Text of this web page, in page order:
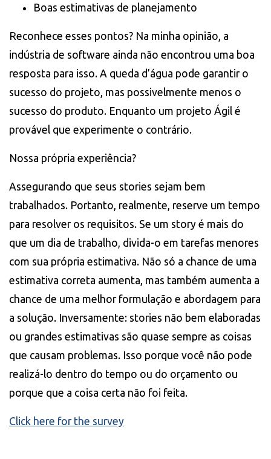
Boas estimativas de planejamento
Reconhece esses pontos? Na minha opinião, a
indústria de software ainda não encontrou uma boa
resposta para isso. A queda d’água pode garantir o
sucesso do projeto, mas possivelmente menos o
sucesso do produto. Enquanto um projeto Ágil é
provável que experimente o contrário.
Nossa própria experiência?
Assegurando que seus stories sejam bem
trabalhados. Portanto, realmente, reserve um tempo
para resolver os requisitos. Se um story é mais do
que um dia de trabalho, divida-o em tarefas menores
com sua própria estimativa. Não só a chance de uma
estimativa correta aumenta, mas também aumenta a
chance de uma melhor formulação e abordagem para
a solução. Inversamente: stories não bem elaboradas
ou grandes estimativas são quase sempre as coisas
que causam problemas. Isso porque você não pode
realizá-lo dentro do tempo ou do orçamento ou
porque que a coisa certa não foi feita.
Click here for the survey